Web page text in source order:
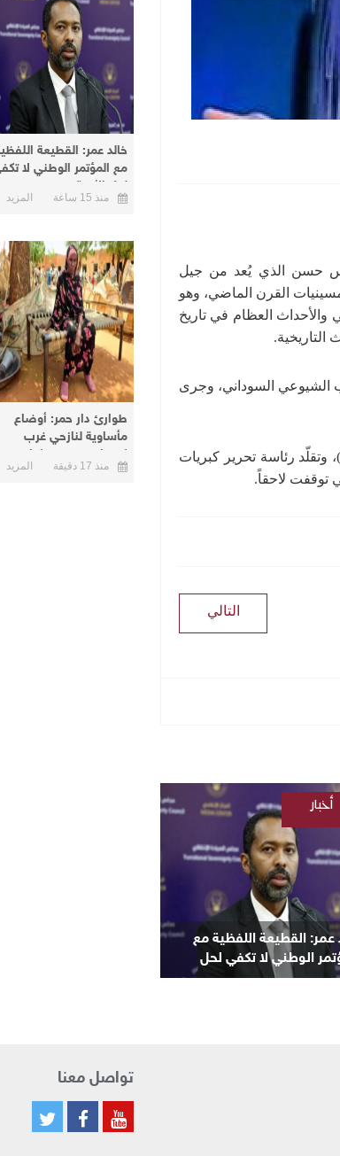
أستاذ الأجيال إدريس حسن الذي يُعد من جيل
القرن الماضي، وهو
والأحداث العظام في تاريخ
التاريخية.
الشيوعي السوداني، وجرى
وتقلّد رئاسة تحرير كبريات
توقفت لاحقاً.
التالي
عمر: القطيعة اللفظية مع
الوطني لا تكفي لحل
أخبار
​خالد عمر: القطيعة
مع المؤتمر الوطني لا
لحل الأزمة
منذ 15 ساعة المزيد
طوارئ دار حمر: أوضاع
مأساوية لنازحي غرب
كردفان في معسكرات
الأبيض
منذ 17 دقيقة المزيد
تواصل معنا